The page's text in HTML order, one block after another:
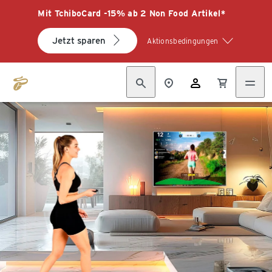
Mit TchiboCard -15% ab 2 Non Food Artikel*
Jetzt sparen Aktionsbedingungen